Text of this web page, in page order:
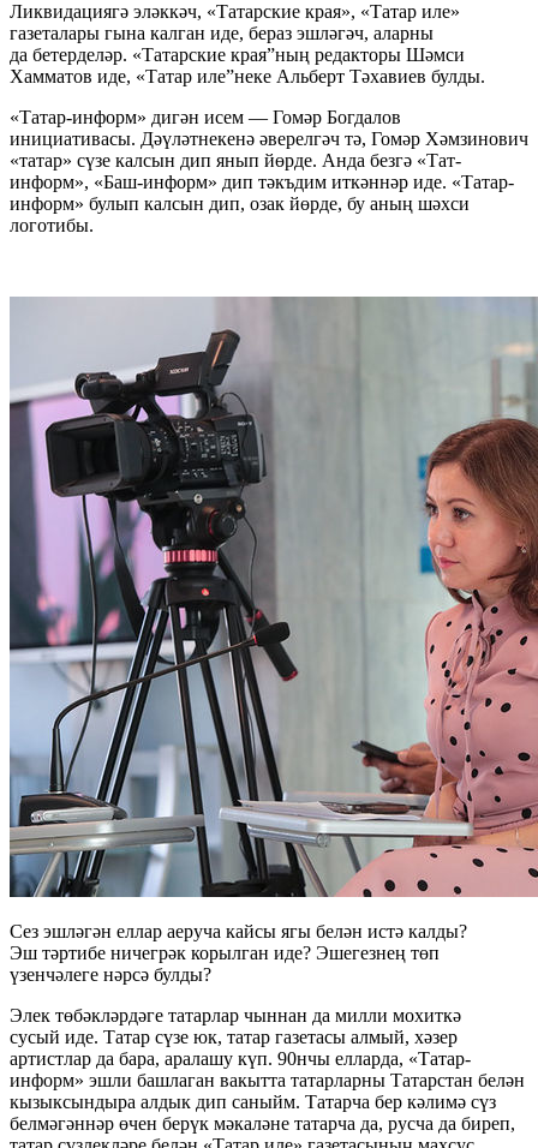
Ликвидациягә эләккәч, «Татарские края», «Татар иле»
газеталары гына калган иде, бераз эшләгәч, аларны
да бетерделәр. «Татарские края”ның редакторы Шәмси
Хамматов иде, «Татар иле”неке Альберт Тәхавиев булды.
«Татар-информ» дигән исем — Гомәр Богдалов
инициативасы. Дәүләтнекенә әверелгәч тә, Гомәр Хәмзинович
«татар» сүзе калсын дип янып йөрде. Анда безгә «Тат-
информ», «Баш-информ» дип тәкъдим иткәннәр иде. «Татар-
информ» булып калсын дип, озак йөрде, бу аның шәхси
логотибы.
Сез эшләгән еллар аеруча кайсы ягы белән истә калды?
Эш тәртибе ничегрәк корылган иде? Эшегезнең төп
үзенчәлеге нәрсә булды?
Элек төбәкләрдәге татарлар чыннан да милли мохиткә
сусый иде. Татар сүзе юк, татар газетасы алмый, хәзер
артистлар да бара, аралашу күп. 90нчы елларда, «Татар-
информ» эшли башлаган вакытта татарларны Татарстан белән
кызыксындыра алдык дип саныйм. Татарча бер кәлимә сүз
белмәгәннәр өчен берүк мәкаләне татарча да, русча да биреп,